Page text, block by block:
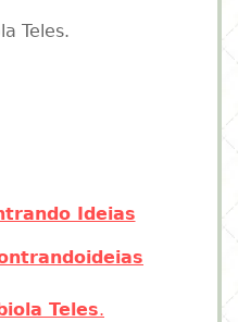
Teles.
Ideias
Teles.